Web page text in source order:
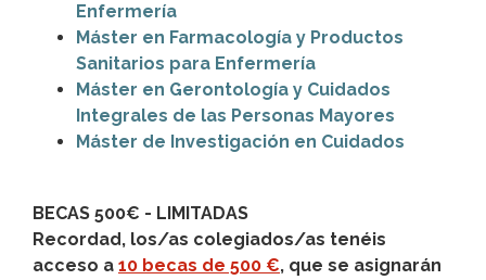
Enfermería
Máster en Farmacología y Productos
Sanitarios para Enfermería
Máster en Gerontología y Cuidados
Integrales de las Personas Mayores
Máster de Investigación en Cuidados
BECAS 500€ - LIMITADAS
Recordad, los/as colegiados/as tenéis
acceso a 10 becas de 500 €, que se asignarán